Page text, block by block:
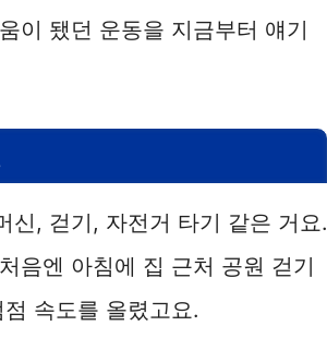
이 됐던 운동을 지금부터 얘기
신, 걷기, 자전거 타기 같은 거요.
음엔 아침에 집 근처 공원 걷기
속도를 올렸고요.